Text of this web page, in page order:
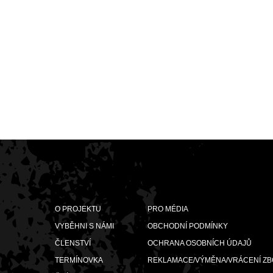
O PROJEKTU
VYBĚHNI S NÁMI
ČLENSTVÍ
TERMÍNOVKA
PRO MÉDIA
OBCHODNÍ PODMÍNKY
OCHRANA OSOBNÍCH ÚDAJŮ
REKLAMACE/VÝMĚNA/VRÁCENÍ